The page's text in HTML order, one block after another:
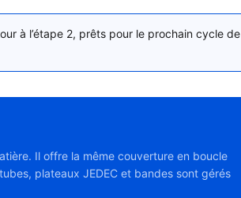
à l’étape 2, prêts pour le prochain cycle de
Il offre la même couverture en boucle
plateaux JEDEC et bandes sont gérés